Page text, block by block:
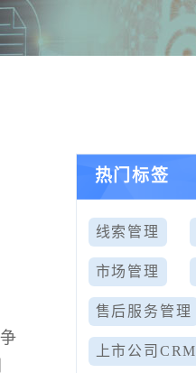
热门标签
线索管理
市场管理
售后服务管理
上市公司CRM